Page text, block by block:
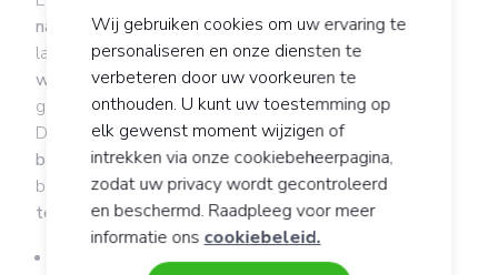
nauwkeurige selectie van levende stammen
lactobacillen en bifidobacteriën, die allemaal
wetenschappelijk gedocumenteerd zijnen werden
gekozen omwille van hun menselijke oorsprong.
Dankzij onze expertise kunnen we garanderen dat
bacteriën overleven totdat ze hetdoelslijmvlies
bereiken, waaraan ze zichhechten om hun werking uit
te oefenen.
Geproduceerd in Frankrijk
Wij gebruiken cookies om uw ervaring te
personaliseren en onze diensten te
verbeteren door uw voorkeuren te
onthouden. U kunt uw toestemming op
elk gewenst moment wijzigen of
intrekken via onze cookiebeheerpagina,
zodat uw privacy wordt gecontroleerd
en beschermd. Raadpleeg voor meer
informatie ons cookiebeleid.